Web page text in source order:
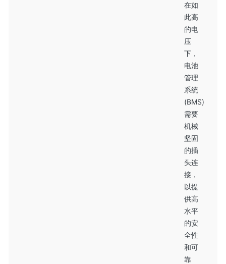
在如
此高
的电
压
下，
电池
管理
系统
(BMS)
需要
机械
坚固
的插
头连
接，
以提
供高
水平
的安
全性
和可
靠